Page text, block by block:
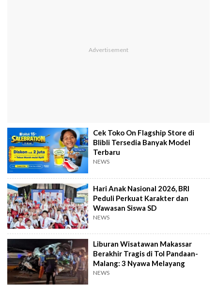
Cek Toko On Flagship Store di
Blibli Tersedia Banyak Model
Terbaru
NEWS
Hari Anak Nasional 2026, BRI
Peduli Perkuat Karakter dan
Wawasan Siswa SD
NEWS
Liburan Wisatawan Makassar
Berakhir Tragis di Tol Pandaan-
Malang: 3 Nyawa Melayang
NEWS